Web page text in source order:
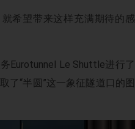
希望带来这样充满期待的感
Eurotunnel Le Shuttle进行了
“半圆”这一象征隧道口的图